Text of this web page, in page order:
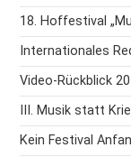
18. Hoffestival
Internationales
Video-Rückblick
III. Musik statt
Kein Festival